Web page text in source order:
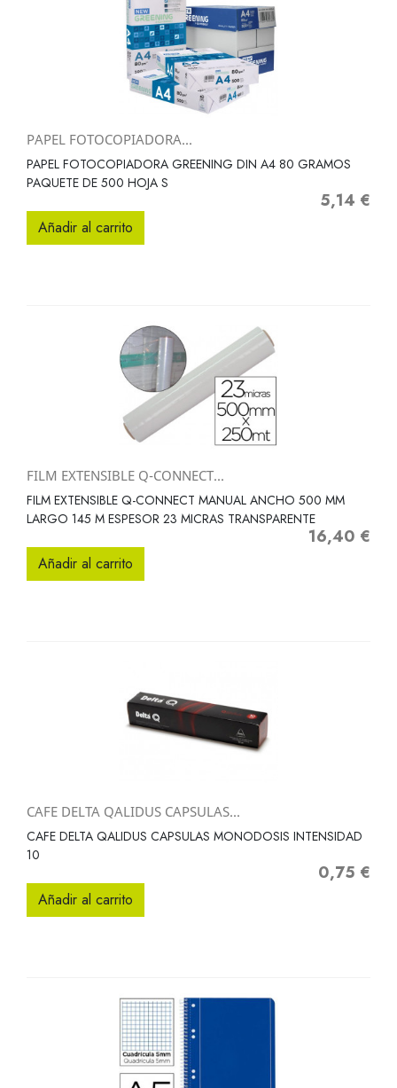
PAPEL FOTOCOPIADORA...
PAPEL FOTOCOPIADORA GREENING DIN A4 80 GRAMOS
PAQUETE DE 500 HOJA S
Precio
5,14 €
Añadir al carrito
FILM EXTENSIBLE Q-CONNECT...
FILM EXTENSIBLE Q-CONNECT MANUAL ANCHO 500 MM
LARGO 145 M ESPESOR 23 MICRAS TRANSPARENTE
Precio
16,40 €
Añadir al carrito
CAFE DELTA QALIDUS CAPSULAS...
CAFE DELTA QALIDUS CAPSULAS MONODOSIS INTENSIDAD
10
Precio
0,75 €
Añadir al carrito